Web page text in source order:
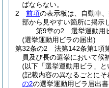
ばならない。
2
前項の表示板は、自動車
部から見やすい箇所に掲示
第9章の2
選挙運動用
(選挙運動用ビラの届出)
第32条の2
法第142条第1項
員及び長の選挙において候
(以下「選挙運動用ビラ」と
(記載内容の異なるごとにそ
の2の選挙運動用ビラ届出